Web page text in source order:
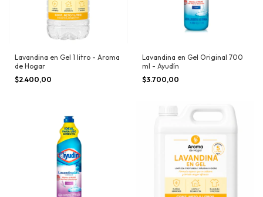
Lavandina en Gel 1 litro - Aroma
de Hogar
$2.400,00
Lavandina en Gel Original 700
ml - Ayudín
$3.700,00